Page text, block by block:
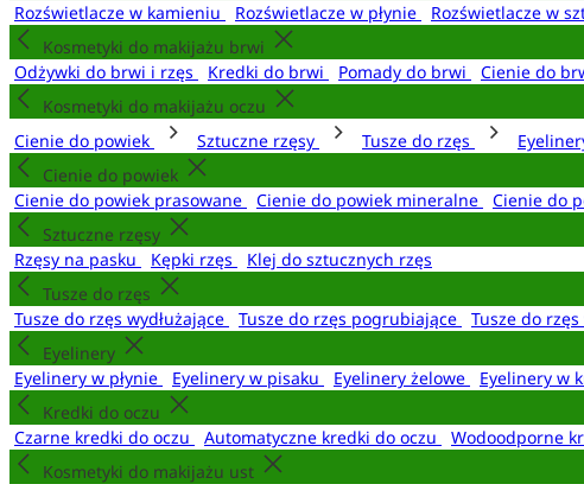
Rozświetlacze w kamieniu
Rozświetlacze w płynie Rozświetlacze w
Kosmetyki do makijażu brwi
Odżywki do brwi i rzęs
Kredki do brwi Pomady do brwi Cienie do
Kosmetyki do makijażu oczu
Cienie do powiek
Sztuczne rzęsy Tusze do rzęs
Cienie do powiek
Cienie do powiek prasowane
Cienie do powiek mineralne Cienie do
Sztuczne rzęsy
Rzęsy na pasku
Kępki rzęs
Klej do sztucznych rzęs
Tusze do rzęs
Tusze do rzęs wydłużające
Tusze do rzęs pogrubiające Tusze do
Eyelinery
Eyelinery w płynie
Eyelinery w pisaku Eyelinery żelowe Eyelinery w
Kredki do oczu
Czarne kredki do oczu
Automatyczne kredki do oczu Wodoodporne
Kosmetyki do makijażu ust